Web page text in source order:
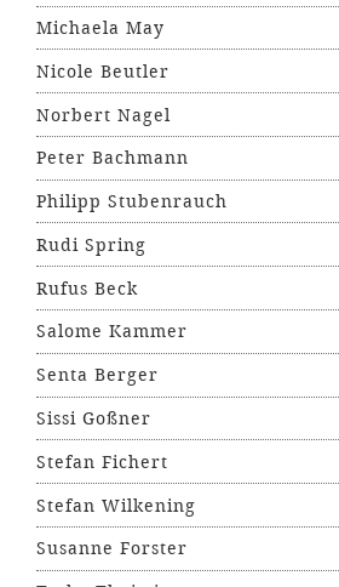
Michaela May
Nicole Beutler
Norbert Nagel
Peter Bachmann
Philipp Stubenrauch
Rudi Spring
Rufus Beck
Salome Kammer
Senta Berger
Sissi Goßner
Stefan Fichert
Stefan Wilkening
Susanne Forster